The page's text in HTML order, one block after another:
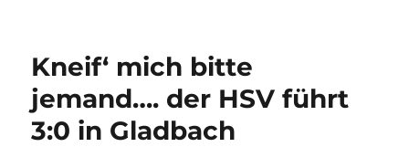
Kneif‘ mich bitte
jemand…. der HSV führt
3:0 in Gladbach